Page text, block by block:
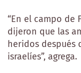
“En el campo de
dijeron que las
heridos después
israelíes”, agrega.